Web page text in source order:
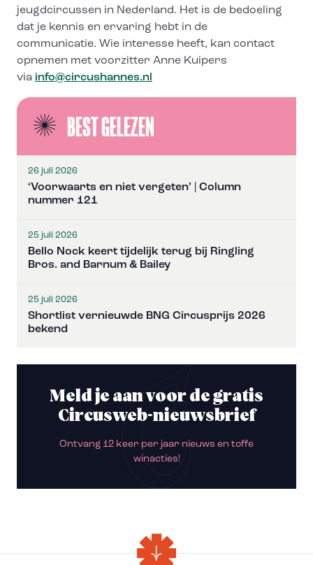
jeugdcircussen in Nederland. Het is de bedoeling
dat je kennis en ervaring hebt in de
communicatie. Wie interesse heeft, kan contact
opnemen met voorzitter Anne Kuipers
via info@circushannes.nl
BEST GELEZEN
26 juli 2026
‘Voorwaarts en niet vergeten’ | Column
nummer 121
25 juli 2026
Bello Nock keert tijdelijk terug bij Ringling
Bros. and Barnum & Bailey
25 juli 2026
Shortlist vernieuwde BNG Circusprijs 2026
bekend
Meld je aan voor de gratis
Circusweb-nieuwsbrief
Ontvang 12 keer per jaar nieuws en toffe
winacties!